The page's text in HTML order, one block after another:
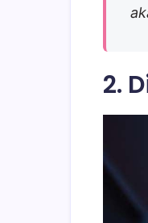
2.